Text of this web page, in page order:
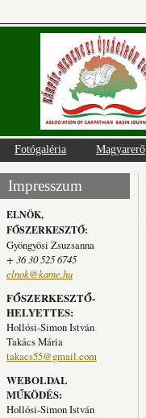
Fotógaléria Magyarerő
Impresszum
ELNÖK,
FŐSZERKESZTŐ:
Gyöngyösi Zsuzsanna
+ 36 30 525 6745
elnok@kame.hu
FŐSZERKESZTŐ-
HELYETTES:
Hollósi-Simon István
Takács Mária
takacs55@gmail.com
WEBOLDAL
MŰKÖDÉS:
Hollósi-Simon István